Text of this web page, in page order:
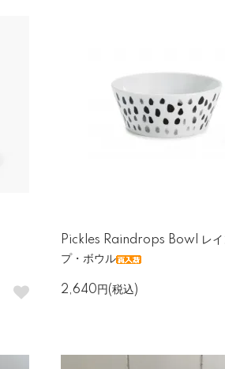
Pickles Raindrops Bowl レイ
プ・ボウル
2,640円(税込)